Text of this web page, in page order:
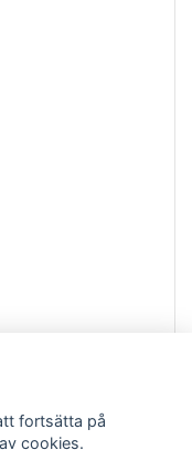
fortsätta på
cookies.